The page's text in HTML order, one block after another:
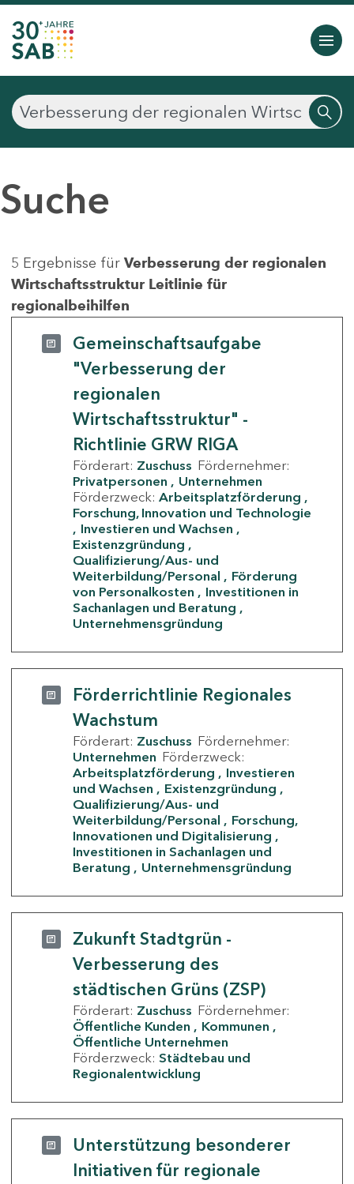
Suche
5 Ergebnisse für Verbesserung der regionalen
Wirtschaftsstruktur Leitlinie für
regionalbeihilfen
Gemeinschaftsaufgabe
"Verbesserung der
regionalen
Wirtschaftsstruktur" -
Richtlinie GRW RIGA
Förderart: Zuschuss Fördernehmer:
Privatpersonen
Unternehmen
Förderzweck: Arbeitsplatzförderung
Forschung, Innovation und Technologie
Investieren und Wachsen
Existenzgründung
Qualifizierung/Aus- und
Weiterbildung/Personal
Förderung
von Personalkosten
Investitionen in
Sachanlagen und Beratung
Unternehmensgründung
Förderrichtlinie Regionales
Wachstum
Förderart: Zuschuss Fördernehmer:
Unternehmen Förderzweck:
Arbeitsplatzförderung
Investieren
und Wachsen
Existenzgründung
Qualifizierung/Aus- und
Weiterbildung/Personal
Forschung,
Innovationen und Digitalisierung
Investitionen in Sachanlagen und
Beratung
Unternehmensgründung
Zukunft Stadtgrün -
Verbesserung des
städtischen Grüns (ZSP)
Förderart: Zuschuss Fördernehmer:
Öffentliche Kunden
Kommunen
Öffentliche Unternehmen
Förderzweck: Städtebau und
Regionalentwicklung
Unterstützung besonderer
Initiativen für regionale